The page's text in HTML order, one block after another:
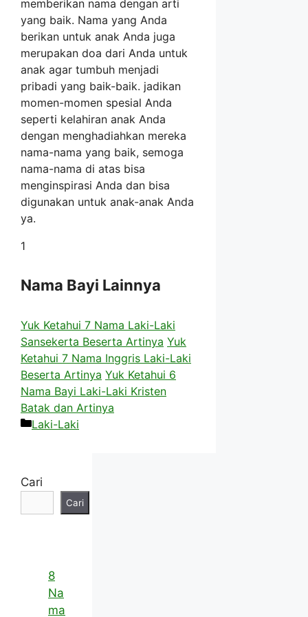
memberikan nama dengan arti
yang baik. Nama yang Anda
berikan untuk anak Anda juga
merupakan doa dari Anda untuk
anak agar tumbuh menjadi
pribadi yang baik-baik. jadikan
momen-momen spesial Anda
seperti kelahiran anak Anda
dengan menghadiahkan mereka
nama-nama yang baik, semoga
nama-nama di atas bisa
menginspirasi Anda dan bisa
digunakan untuk anak-anak Anda
ya.
1
Nama Bayi Lainnya
Yuk Ketahui 7 Nama Laki-Laki
Sansekerta Beserta Artinya Yuk
Ketahui 7 Nama Inggris Laki-Laki
Beserta Artinya Yuk Ketahui 6
Nama Bayi Laki-Laki Kristen
Batak dan Artinya
Kategori
Laki-Laki
Cari
Cari
8
Na
ma